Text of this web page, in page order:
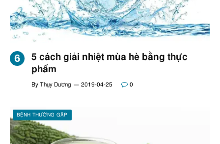
5 cách giải nhiệt mùa hè bằng thực
phẩm
By Thụy Dương 2019-04-25 0
BỆNH THƯỜNG GẶP